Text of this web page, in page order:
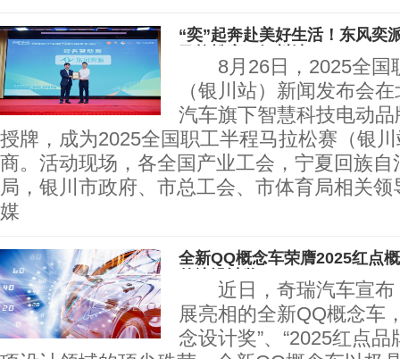
“奕”起奔赴美好生活！东风奕
8月26日，2025全国
（银川站）新闻发布会
汽车旗下智慧科技电动
授牌，成为2025全国职工半程马拉松赛（银
商。活动现场，各全国产业工会，宁夏回族
局，银川市政府、市总工会、市体育局相关
媒
全新QQ概念车荣膺2025红点
近日，奇瑞汽车宣布
展亮相的全新QQ概念车
念设计奖”、“2025红点